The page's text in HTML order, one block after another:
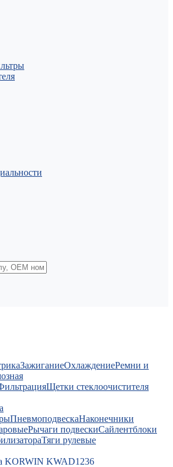
ЗажиганиеОхлаждениеРемни и
Щетки стеклоочистителя
ПневмоподвескаНаконечники
Рычаги подвескиСайлентблоки
Тяги рулевые
KORWIN KWAD1236